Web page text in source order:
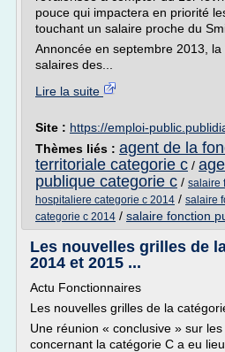
pouce qui impactera en priorité
touchant un salaire proche du
Annoncée en septembre 2013,
salaires des...
Lire la suite
Site : https://emploi-
Thèmes liés : agent de la
territoriale categorie c /
publique categorie c / salaire
hospitaliere categorie c 2014 / salaire
categorie c 2014 / salaire fonction
Les nouvelles grilles de
2014 et 2015 ...
Actu Fonctionnaires
Les nouvelles grilles de la
Une réunion « conclusive » sur
concernant la catégorie C a eu